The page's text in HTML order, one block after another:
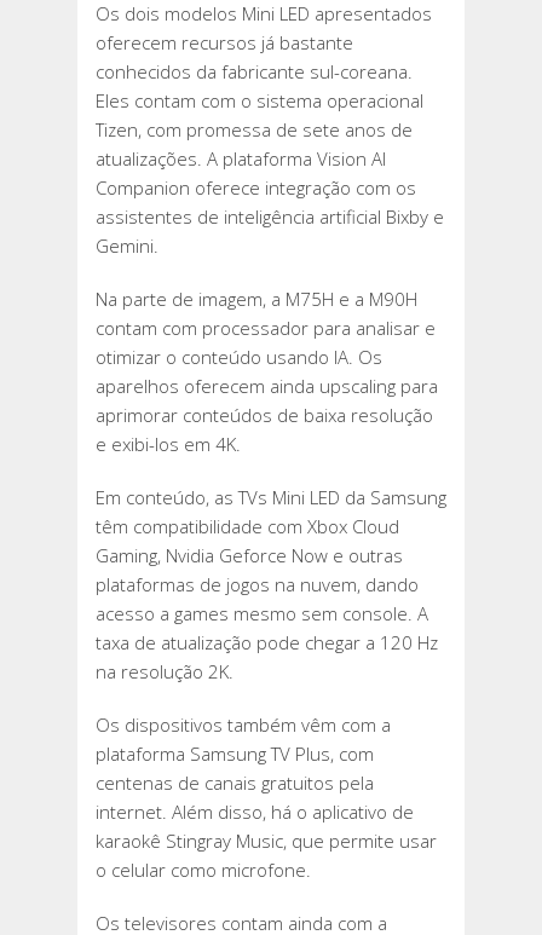
Os dois modelos Mini LED apresentados
oferecem recursos já bastante
conhecidos da fabricante sul-coreana.
Eles contam com o sistema operacional
Tizen, com promessa de sete anos de
atualizações. A plataforma Vision AI
Companion oferece integração com os
assistentes de inteligência artificial Bixby e
Gemini.
Na parte de imagem, a M75H e a M90H
contam com processador para analisar e
otimizar o conteúdo usando IA. Os
aparelhos oferecem ainda upscaling para
aprimorar conteúdos de baixa resolução
e exibi-los em 4K.
Em conteúdo, as TVs Mini LED da Samsung
têm compatibilidade com Xbox Cloud
Gaming, Nvidia Geforce Now e outras
plataformas de jogos na nuvem, dando
acesso a games mesmo sem console. A
taxa de atualização pode chegar a 120 Hz
na resolução 2K.
Os dispositivos também vêm com a
plataforma Samsung TV Plus, com
centenas de canais gratuitos pela
internet. Além disso, há o aplicativo de
karaokê Stingray Music, que permite usar
o celular como microfone.
Os televisores contam ainda com a